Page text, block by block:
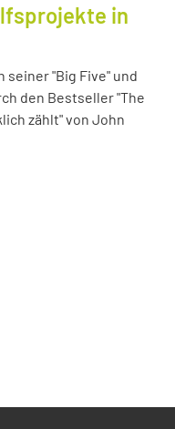
in
"Big Five" und
den Bestseller "The
zählt" von John